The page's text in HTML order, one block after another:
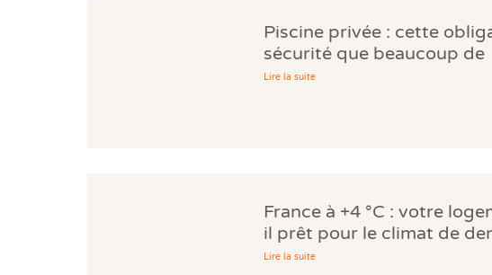
Piscine privée : cette
sécurité que beaucoup de
propriétaires ignorent
Lire la suite
France à +4 °C : votre
il prêt pour le climat de
Lire la suite